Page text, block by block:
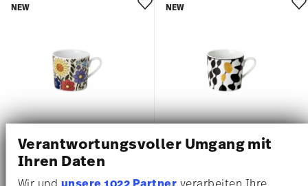
Verantwortungsvoller Umgang mit
Ihren Daten
Wir und
verarbeiten Ihre
HOME FLOWER FARM
NEW NEW